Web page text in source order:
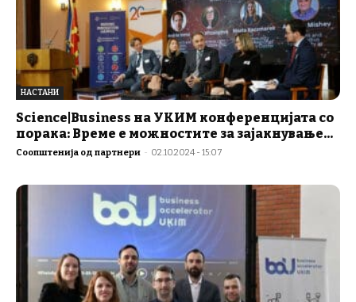
НАСТАНИ
Science|Business на УКИМ конференцијата со
порака: Време е можностите за зајакнување...
Соопштенија од партнери - 02.10.2024 - 15:07